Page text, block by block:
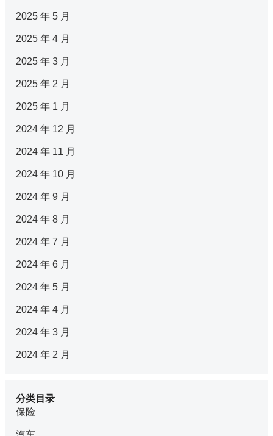
2025 年 5 月
2025 年 4 月
2025 年 3 月
2025 年 2 月
2025 年 1 月
2024 年 12 月
2024 年 11 月
2024 年 10 月
2024 年 9 月
2024 年 8 月
2024 年 7 月
2024 年 6 月
2024 年 5 月
2024 年 4 月
2024 年 3 月
2024 年 2 月
分类目录
保险